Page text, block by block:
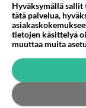
Hyväksymällä sallit
tätä palvelua,
tietojen käsittelyä
muuttaa muita